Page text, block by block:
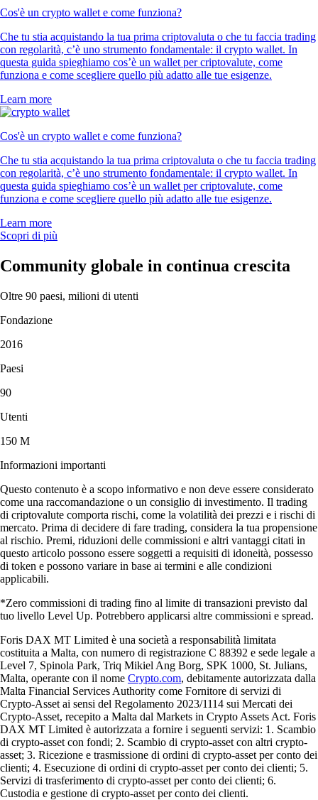
Cos'è un crypto wallet e come funziona?
Che tu stia acquistando la tua prima criptovaluta o che tu faccia trading
con regolarità, c’è uno strumento fondamentale: il crypto wallet. In
questa guida spieghiamo cos’è un wallet per criptovalute, come
funziona e come scegliere quello più adatto alle tue esigenze.
Learn more
Cos'è un crypto wallet e come funziona?
Che tu stia acquistando la tua prima criptovaluta o che tu faccia trading
con regolarità, c’è uno strumento fondamentale: il crypto wallet. In
questa guida spieghiamo cos’è un wallet per criptovalute, come
funziona e come scegliere quello più adatto alle tue esigenze.
Learn more
Scopri di più
Community globale in continua crescita
Oltre 90 paesi, milioni di utenti
Fondazione
2016
Paesi
90
Utenti
150 M
Informazioni importanti
Questo contenuto è a scopo informativo e non deve essere considerato
come una raccomandazione o un consiglio di investimento. Il trading
di criptovalute comporta rischi, come la volatilità dei prezzi e i rischi di
mercato. Prima di decidere di fare trading, considera la tua propensione
al rischio. Premi, riduzioni delle commissioni e altri vantaggi citati in
questo articolo possono essere soggetti a requisiti di idoneità, possesso
di token e possono variare in base ai termini e alle condizioni
applicabili.
*Zero commissioni di trading fino al limite di transazioni previsto dal
tuo livello Level Up. Potrebbero applicarsi altre commissioni e spread.
Foris DAX MT Limited è una società a responsabilità limitata
costituita a Malta, con numero di registrazione C 88392 e sede legale a
Level 7, Spinola Park, Triq Mikiel Ang Borg, SPK 1000, St. Julians,
Malta, operante con il nome Crypto.com, debitamente autorizzata dalla
Malta Financial Services Authority come Fornitore di servizi di
Crypto-Asset ai sensi del Regolamento 2023/1114 sui Mercati dei
Crypto-Asset, recepito a Malta dal Markets in Crypto Assets Act. Foris
DAX MT Limited è autorizzata a fornire i seguenti servizi: 1. Scambio
di crypto-asset con fondi; 2. Scambio di crypto-asset con altri crypto-
asset; 3. Ricezione e trasmissione di ordini di crypto-asset per conto dei
clienti; 4. Esecuzione di ordini di crypto-asset per conto dei clienti; 5.
Servizi di trasferimento di crypto-asset per conto dei clienti; 6.
Custodia e gestione di crypto-asset per conto dei clienti.